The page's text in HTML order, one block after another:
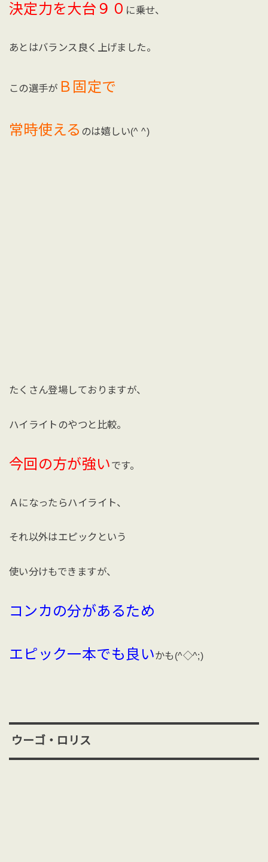
決定力を大台９０ に乗せ、
あとはバランス良く上げました。
この選手が Ｂ固定で
常時使える のは嬉しい(^ ^)
たくさん登場しておりますが、
ハイライトのやつと比較。
今回の方が強い です。
Ａになったらハイライト、
それ以外はエピックという
使い分けもできますが、
コンカの分があるため
エピック一本でも良いかも(^◇^;)
ウーゴ・ロリス